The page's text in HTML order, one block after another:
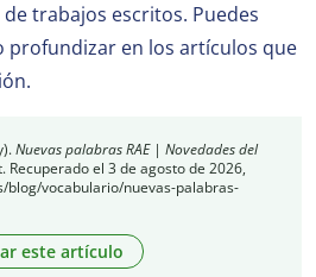
trabajos escritos. Puedes
en los artículos que
Nuevas palabras RAE | Novedades del
Recuperado el 3 de agosto de 2026,
blog/vocabulario/nuevas-palabras-
este artículo